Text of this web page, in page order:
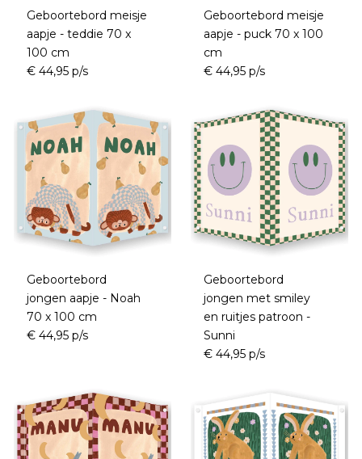
Geboortebord meisje
aapje - teddie 70 x
100 cm
€ 44,95 p/s
Geboortebord meisje
aapje - puck 70 x 100
cm
€ 44,95 p/s
Geboortebord
jongen aapje - Noah
70 x 100 cm
€ 44,95 p/s
Geboortebord
jongen met smiley
en ruitjes patroon -
Sunni
€ 44,95 p/s